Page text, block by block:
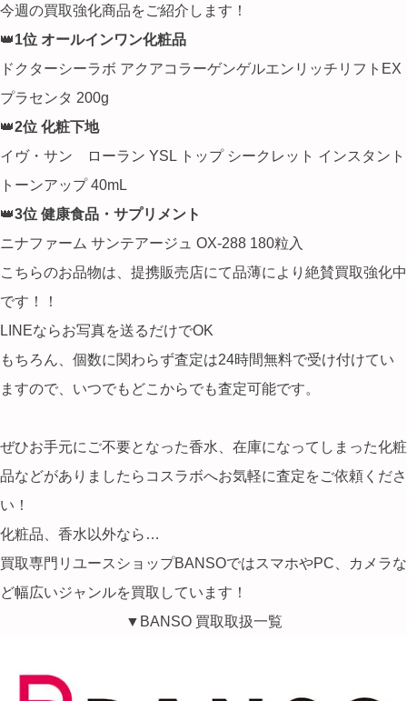
今週の買取強化商品をご紹介します！
👑1位 オールインワン化粧品
ドクターシーラボ アクアコラーゲンゲルエンリッチリフトEX
プラセンタ 200g
👑2位 化粧下地
イヴ・サン ローラン YSL トップ シークレット インスタント
トーンアップ 40mL
👑3位 健康食品・サプリメント
ニナファーム サンテアージュ OX-288 180粒入
こちらのお品物は、提携販売店にて品薄により絶賛買取強化中
です！！
LINEならお写真を送るだけでOK
もちろん、個数に関わらず査定は24時間無料で受け付けてい
ますので、いつでもどこからでも査定可能です。
ぜひお手元にご不要となった香水、在庫になってしまった化粧
品などがありましたらコスラボへお気軽に査定をご依頼くださ
い！
化粧品、香水以外なら…
買取専門リユースショップBANSOではスマホやPC、カメラな
ど幅広いジャンルを買取しています！
▼BANSO 買取取扱一覧